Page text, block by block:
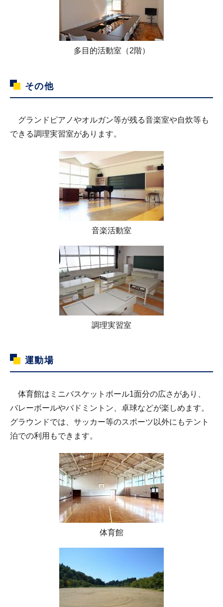
多目的活動室（2階）
その他
グランドピアノやオルガン等が残る音楽室や自炊等も
できる調理実習室があります。
音楽活動室
調理実習室
運動場
体育館はミニバスケットボール1面分の広さがあり、
バレーボールやバドミントン、卓球などが楽しめます。
グラウンドでは、サッカー等のスポーツ以外にもテント
泊での利用もできます。
体育館